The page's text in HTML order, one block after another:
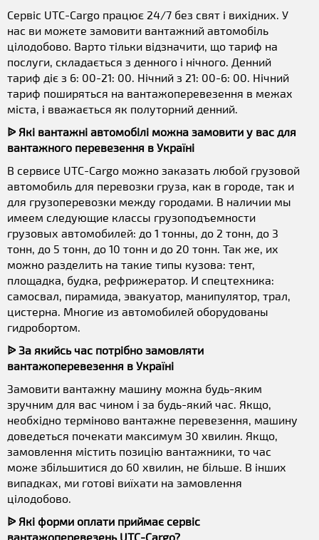
Сервіс UTC-Cargo працює 24/7 без свят і вихідних. У
нас ви можете замовити вантажний автомобіль
цілодобово. Варто тільки відзначити, що тариф на
послуги, складається з денного і нічного. Денний
тариф діє з 6: 00-21: 00. Нічний з 21: 00-6: 00. Нічний
тариф поширяться на вантажоперевезення в межах
міста, і вважається як полуторний денний.
ᐉ Які вантажні автомобілі можна замовити у вас для
вантажного перевезення в Україні
В сервисе UTC-Cargo можно заказать любой грузовой
автомобиль для перевозки груза, как в городе, так и
для грузоперевозки между городами. В наличии мы
имеем следующие классы грузоподъемности
грузовых автомобилей: до 1 тонны, до 2 тонн, до 3
тонн, до 5 тонн, до 10 тонн и до 20 тонн. Так же, их
можно разделить на такие типы кузова: тент,
площадка, будка, рефрижератор. И спецтехника:
самосвал, пирамида, эвакуатор, манипулятор, трал,
цистерна. Многие из автомобилей оборудованы
гидробортом.
ᐉ За якийсь час потрібно замовляти
вантажоперевезення в Україні
Замовити вантажну машину можна будь-яким
зручним для вас чином і за будь-який час. Якщо,
необхідно терміново вантажне перевезення, машину
доведеться почекати максимум 30 хвилин. Якщо,
замовлення містить позицію вантажники, то час
може збільшитися до 60 хвилин, не більше. В інших
випадках, ми готові виїхати на замовлення
цілодобово.
ᐉ Які форми оплати приймає сервіс
вантажоперевезень UTC-Cargo?